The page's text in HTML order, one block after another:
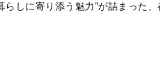
らしに寄り添う魅力”が詰まった